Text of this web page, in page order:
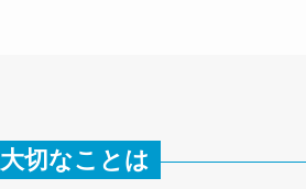
大切なことは